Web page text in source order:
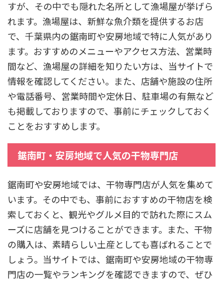
すが、その中でも隠れた名所として漁場屋が挙げら
れます。漁場屋は、新鮮な魚介類を提供するお店
で、千葉県内の鋸南町や安房地域で特に人気があり
ます。おすすめのメニューやアクセス方法、営業時
間など、漁場屋の詳細を知りたい方は、当サイトで
情報を確認してください。また、店舗や施設の住所
や電話番号、営業時間や定休日、駐車場の有無など
も掲載しておりますので、事前にチェックしておく
ことをおすすめします。
鋸南町・安房地域で人気の干物専門店
鋸南町や安房地域では、干物専門店が人気を集めて
います。その中でも、事前におすすめの干物店を検
索しておくと、観光やグルメ目的で訪れた際にスム
ーズに店舗を見つけることができます。また、干物
の購入は、素晴らしい土産としても喜ばれることで
しょう。当サイトでは、鋸南町や安房地域の干物専
門店の一覧やランキングを確認できますので、ぜひ